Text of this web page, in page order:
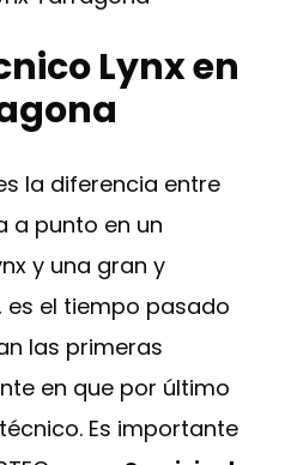
Lynx en
la diferencia entre
a punto en un
y una gran y
el tiempo pasado
las primeras
en que por último
Es importante